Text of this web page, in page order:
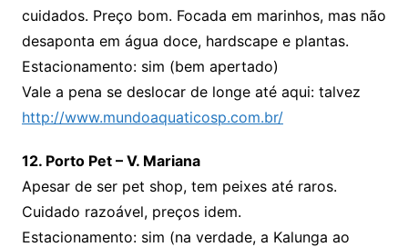
cuidados. Preço bom. Focada em marinhos, mas não
desaponta em água doce, hardscape e plantas.
Estacionamento: sim (bem apertado)
Vale a pena se deslocar de longe até aqui: talvez
http://www.mundoaquaticosp.com.br/
12. Porto Pet – V. Mariana
Apesar de ser pet shop, tem peixes até raros.
Cuidado razoável, preços idem.
Estacionamento: sim (na verdade, a Kalunga ao